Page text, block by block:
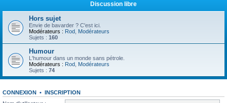
Discussion libre
Hors sujet
Envie de bavarder ? C'est ici.
Modérateurs : Rod Modérateurs
Sujets : 160
Humour
L'humour dans un monde sans pétrole.
Modérateurs : Rod Modérateurs
Sujets : 74
CONNEXION • INSCRIPTION